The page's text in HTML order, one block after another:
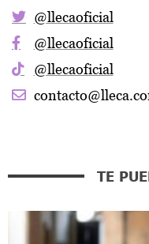
@llecaoficial
@llecaoficial
@llecaoficial
TE